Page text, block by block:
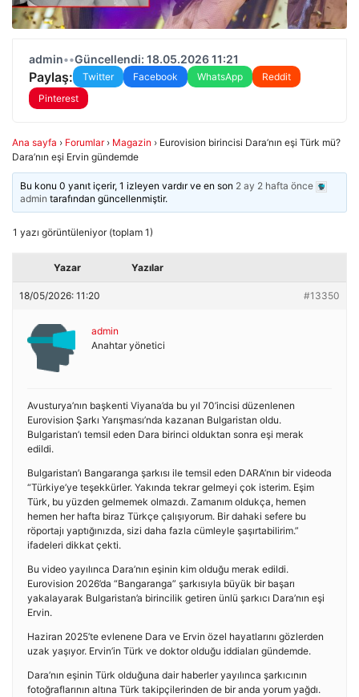
admin••Güncellendi: 18.05.2026 11:21
Paylaş: Twitter Facebook WhatsApp
Reddit
Pinterest
Ana sayfa › Forumlar › Magazin › Eurovision birincisi Dara’nın eşi Türk mü?
Dara’nın eşi Ervin gündemde
Bu konu 0 yanıt içerir, 1 izleyen vardır ve en son 2 ay 2 hafta önce
admin tarafından güncellenmiştir.
1 yazı görüntüleniyor (toplam 1)
Yazar Yazılar
18/05/2026: 11:20 #13350
admin
Anahtar yönetici
Avusturya’nın başkenti Viyana’da bu yıl 70’incisi düzenlenen
Eurovision Şarkı Yarışması’nda kazanan Bulgaristan oldu.
Bulgaristan’ı temsil eden Dara birinci olduktan sonra eşi merak
edildi.
Bulgaristan’ı Bangaranga şarkısı ile temsil eden DARA’nın bir videoda
“Türkiye’ye teşekkürler. Yakında tekrar gelmeyi çok isterim. Eşim
Türk, bu yüzden gelmemek olmazdı. Zamanım oldukça, hemen
hemen her hafta biraz Türkçe çalışıyorum. Bir dahaki sefere bu
röportajı yaptığınızda, sizi daha fazla cümleyle şaşırtabilirim.”
ifadeleri dikkat çekti.
Bu video yayılınca Dara’nın eşinin kim olduğu merak edildi.
Eurovision 2026’da “Bangaranga” şarkısıyla büyük bir başarı
yakalayarak Bulgaristan’a birincilik getiren ünlü şarkıcı Dara’nın eşi
Ervin.
Haziran 2025’te evlenene Dara ve Ervin özel hayatlarını gözlerden
uzak yaşıyor. Ervin’in Türk ve doktor olduğu iddiaları gündemde.
Dara’nın eşinin Türk olduğuna dair haberler yayılınca şarkıcının
fotoğraflarının altına Türk takipçilerinden de bir anda yorum yağdı.